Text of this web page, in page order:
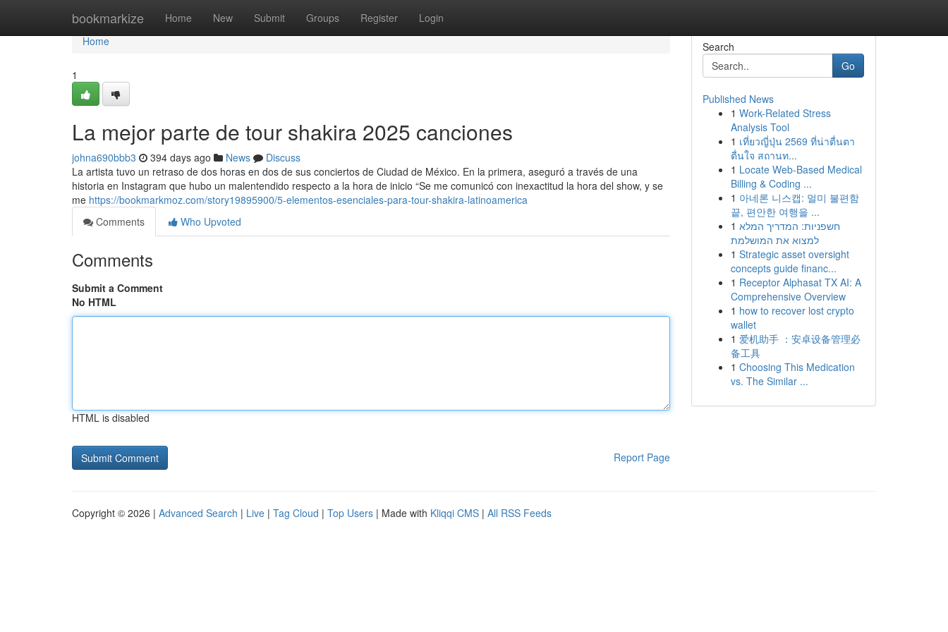
bookmarkize Home New Submit Groups Register Login
Home
Home
1
La mejor parte de tour shakira 2025 canciones
johna690bbb3 394 days ago News
Discuss
La artista tuvo un retraso de dos horas en dos de sus conciertos de Ciudad de México. En la primera, aseguró a través de una
historia en Instagram que hubo un malentendido respecto a la hora de inicio “Se me comunicó con inexactitud la hora del show, y se
me https://bookmarkmoz.com/story19895900/5-elementos-esenciales-para-tour-shakira-latinoamerica
Comments
Who Upvoted
Comments
Submit a Comment
No HTML
HTML is disabled
Report Page
Search
Go
Published News
1 Work-Related Stress
Analysis Tool
1 เที่ยวญี่ปุ่น 2569 ที่น่าตื่นตา
ตื่นใจ สถานท...
1 Locate Web-Based Medical
Billing & Coding ...
1 아네론 니스캡: 멀미 불편함
끝, 편안한 여행을 ...
1 חשפניות: המדריך המלא
למצוא את המושלמת
1 Strategic asset oversight
concepts guide financ...
1 Receptor Alphasat TX AI: A
Comprehensive Overview
1 how to recover lost crypto
wallet
1 爱机助手 ：安卓设备管理必
备工具
1 Choosing This Medication
vs. The Similar ...
Copyright © 2026 | Advanced Search | Live | Tag Cloud | Top Users | Made with Kliqqi CMS | All RSS Feeds